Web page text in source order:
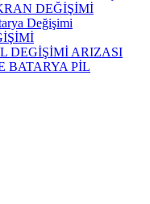
DEĞİŞİMİ
Değişimi
DEGİŞİMİ ARIZASI
BATARYA PİL